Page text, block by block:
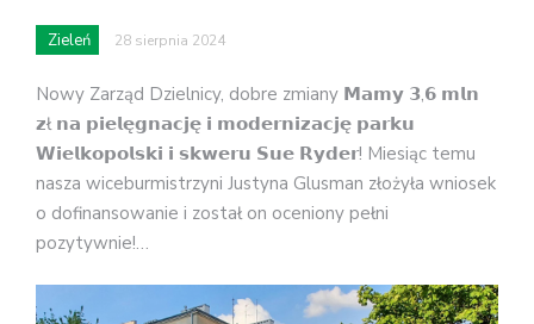
Zieleń 28 sierpnia 2024
Nowy Zarząd Dzielnicy, dobre zmiany 𝗠𝗮𝗺𝘆 𝟯,𝟲 𝗺𝗹𝗻
𝘇ł 𝗻𝗮 𝗽𝗶𝗲𝗹𝗲̨𝗴𝗻𝗮𝗰𝗷𝗲̨ 𝗶 𝗺𝗼𝗱𝗲𝗿𝗻𝗶𝘇𝗮𝗰𝗷𝗲̨ 𝗽𝗮𝗿𝗸𝘂
𝗪𝗶𝗲𝗹𝗸𝗼𝗽𝗼𝗹𝘀𝗸𝗶 𝗶 𝘀𝗸𝘄𝗲𝗿𝘂 𝗦𝘂𝗲 𝗥𝘆𝗱𝗲𝗿! Miesiąc temu
nasza wiceburmistrzyni Justyna Glusman złożyła wniosek
o dofinansowanie i został on oceniony pełni
pozytywnie!…